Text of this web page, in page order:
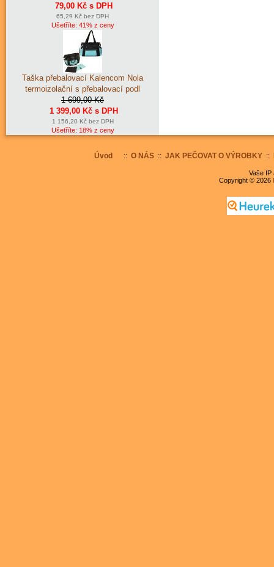
79,00 Kč s DPH
65,29 Kč bez DPH
Ušetříte: 41% z ceny
Taška přebalovací Kalencom Nola
termoizolační s přebalovací podl
1 699,00 Kč
1 399,00 Kč s DPH
1 156,20 Kč bez DPH
Ušetříte: 18% z ceny
Úvod :: O NÁS:: JAK PEČOVAT O VÝROBKY::
Vaše IP
Copyright © 2026